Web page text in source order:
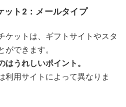
ット2：メールタイプ
ケットは、ギフトサイトやスタ
できます。
うれしいポイント。
利用サイトによって異なりま